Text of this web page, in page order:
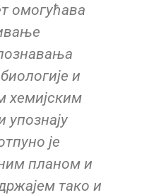
омогућава
и
хемијским
упознају
је
планом и
тако и